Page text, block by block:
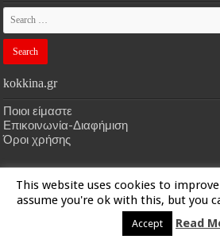
kokkina.gr
Ποιοι είμαστε
Επικοινωνία-Διαφήμιση
Όροι χρήσης
HOMEkokkina.gr |
© Copyright 2026, All
This website uses cookies to
assume you're ok with this, but you
Accept Read